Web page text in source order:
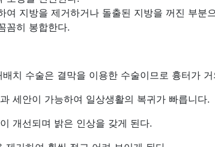
여 지방을 제거하거나 돌출된 지방을 꺼진 부분
꼼히 봉합한다.
치 수술은 결막을 이용한 수술이므로 흉터가
세안이 가능하여 일상생활의 복귀가 빠릅니다.
개선되며 밝은 인상을 갖게 된다.